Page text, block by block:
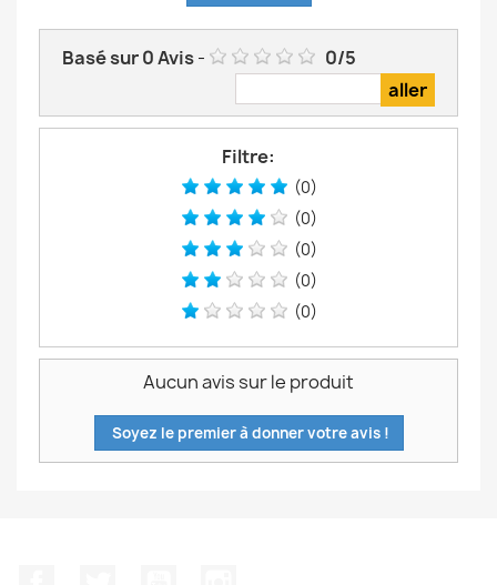
Basé sur0Avis- 0/5
Filtre:
(0)
(0)
(0)
(0)
(0)
Aucun avis sur le produit
Soyez le premier à donner votre avis !